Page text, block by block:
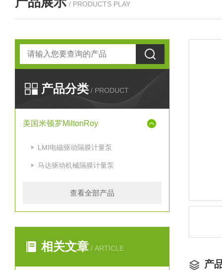
/ PRODUCTS PLAY
产品分类 / PRODUCT
美国米顿罗MiltonRoy
LMI电磁驱动隔膜计量泵
马达驱动机械隔膜计量泵
查看全部产品
相关文章 / ARTICLE
产